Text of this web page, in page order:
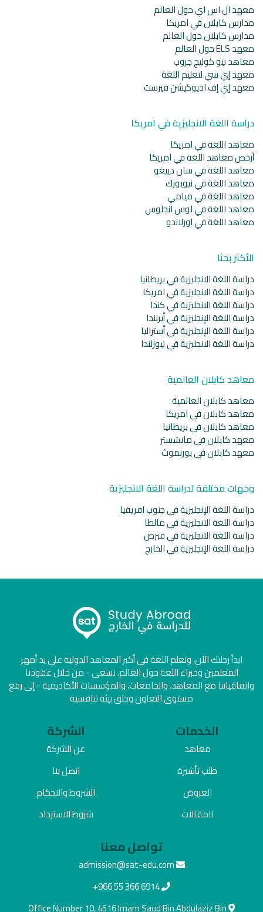
معهد ال اس اي حول العالم
مدارس كابلان في امريكا
مدارس كابلان حول العالم
معهد ELS حول العالم
معاهد نيو كوليج جروب
معهد إي سي لتعليم اللغة
معهد إي إف اديوكيشن فيرست
دراسة اللغة الانجليزية في امريكا
معاهد اللغة في امريكا
أرخص معاهد اللغة في امريكا
معاهد اللغة في سان دييغو
معاهد اللغة في نيويورك
معاهد اللغة في ميامي
معاهد اللغة في لوس انجلوس
معاهد اللغة في اورلاندو
الأكثر بحثا
دراسة اللغة الانجليزية في بريطانيا
دراسة اللغة الانجليزية في امريكا
دراسة اللغة الانجليزية في كندا
دراسة اللغة الإنجليزية في أيرلندا
دراسة اللغة الإنجليزية في أستراليا
دراسة اللغة الانجليزية في نيوزلندا
معاهد كابلان العالمية
معاهد كابلان العالمية
معاهد كابلان في امريكا
معاهد كابلان في بريطانيا
معهد كابلان في مانشستر
معهد كابلان في بورنموث
وجهات مختلفة لدراسة اللغة الانجليزية
دراسة اللغة الإنجليزية في جنوب افريقيا
دراسة اللغة الانجليزية في مالطا
دراسة اللغة الانجليزية في قبرص
دراسة اللغة الإنجليزية في الخارج
ابدأ رحلتك الآن، وتعلم اللغة في أكبر المعاهد الدولية على يد أمهر
المعلمين وخبراء اللغة حول العالم. نسعى - من خلال عقودنا
واتفاقياتنا مع المعاهد، والجامعات، والمؤسسات الأكاديمية - إلى رفع
مستوى التعاون وخلق بيئة تنافسية
الخدمات
معاهد
طلب تأشيرة
العروض
المقالات
الشركة
عن الشركة
اتصل بنا
الشروط والاحكام
شروط الاسترداد
تواصل معنا
admission@sat-edu.com
+966 55 366 6914
Office Number 10, 4516 Imam Saud Bin Abdulaziz Bin